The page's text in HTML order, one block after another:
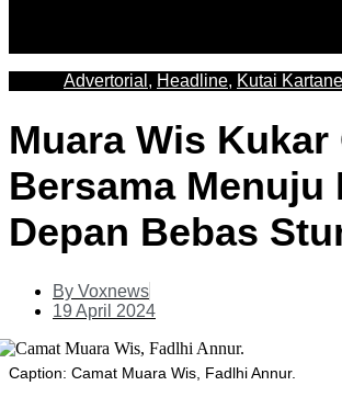
Advertorial , Headline, Kutai
Muara Wis Kukar
Bersama Menuju
Depan Bebas
By Voxnews
19 April 2024
Caption: Camat Muara Wis, Fadlhi Annur.